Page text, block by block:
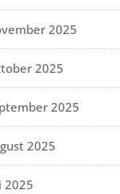
2025
2025
2025
2025
2025